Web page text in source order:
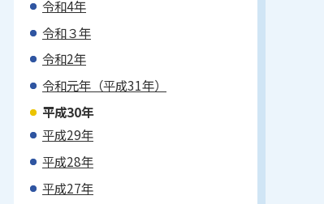
令和4年
令和３年
令和2年
令和元年（平成31年）
平成30年
平成29年
平成28年
平成27年